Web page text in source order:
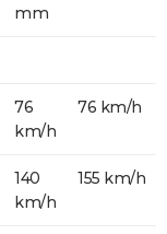
mm
76
km/h
76 km/h
140
km/h
155 km/h